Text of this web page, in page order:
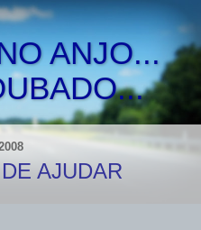
ANJO...
AJUDAR